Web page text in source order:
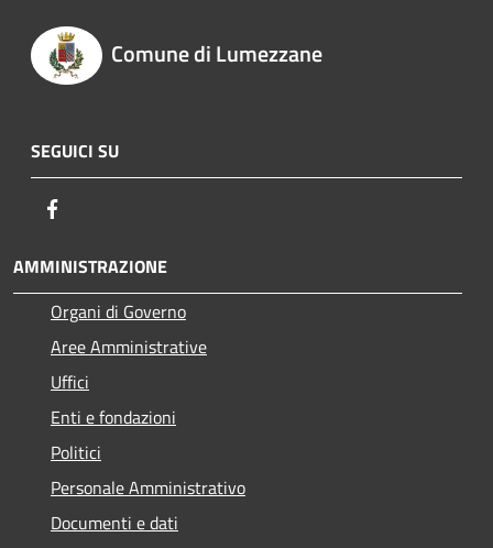
Comune di Lumezzane
SEGUICI SU
AMMINISTRAZIONE
Organi di Governo
Aree Amministrative
Uffici
Enti e fondazioni
Politici
Personale Amministrativo
Documenti e dati